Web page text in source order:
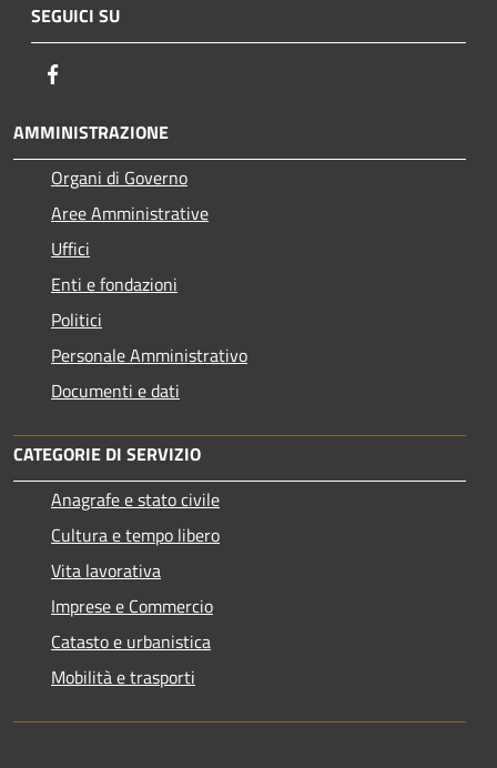
SEGUICI SU
AMMINISTRAZIONE
Organi di Governo
Aree Amministrative
Uffici
Enti e fondazioni
Politici
Personale Amministrativo
Documenti e dati
CATEGORIE DI SERVIZIO
Anagrafe e stato civile
Cultura e tempo libero
Vita lavorativa
Imprese e Commercio
Catasto e urbanistica
Mobilità e trasporti